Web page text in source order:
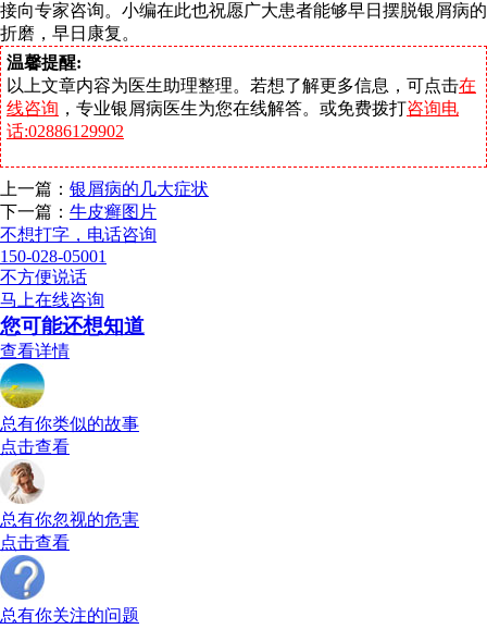
接向专家咨询。小编在此也祝愿广大患者能够早日摆脱银屑病的
折磨，早日康复。
温馨提醒:
以上文章内容为医生助理整理。若想了解更多信息，可点击在
线咨询 ，专业银屑病医生为您在线解答。或免费拨打咨询电
话:02886129902
上一篇： 银屑病的几大症状
下一篇： 牛皮癣图片
不想打字，电话咨询
150-028-05001
不方便说话
马上在线咨询
您可能还想知道
查看详情
总有你类似的故事
点击查看
总有你忽视的危害
点击查看
总有你关注的问题